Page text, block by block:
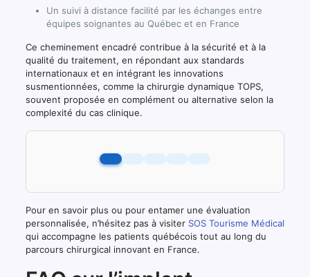
Un suivi à distance facilité par les échanges entre
équipes soignantes au Québec et en France
Ce cheminement encadré contribue à la sécurité et à la
qualité du traitement, en répondant aux standards
internationaux et en intégrant les innovations
susmentionnées, comme la chirurgie dynamique TOPS,
souvent proposée en complément ou alternative selon la
complexité du cas clinique.
Pour en savoir plus ou pour entamer une évaluation
personnalisée, n’hésitez pas à visiter SOS Tourisme Médical
qui accompagne les patients québécois tout au long du
parcours chirurgical innovant en France.